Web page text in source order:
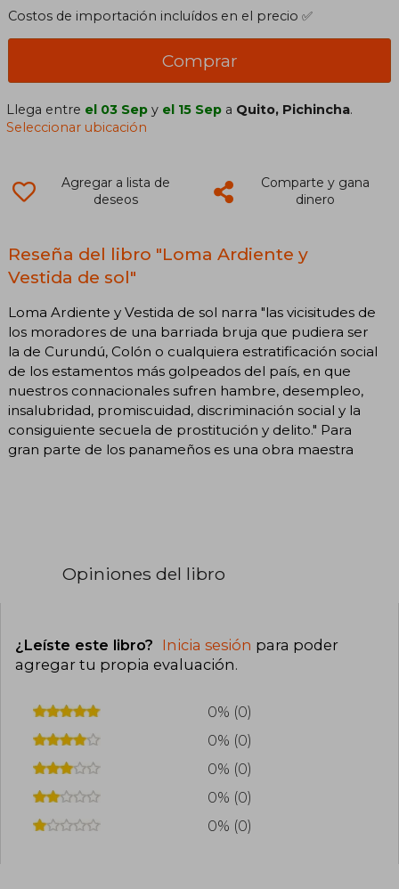
Costos de importación incluídos en el precio ✅
Comprar
Llega entre el 03 Sep y el 15 Sep a Quito, Pichincha.
Seleccionar ubicación
Agregar a lista de
deseos
Comparte y gana
dinero
Reseña del libro "Loma Ardiente y
Vestida de sol"
Loma Ardiente y Vestida de sol narra "las vicisitudes de
los moradores de una barriada bruja que pudiera ser
la de Curundú, Colón o cualquiera estratificación social
de los estamentos más golpeados del país, en que
nuestros connacionales sufren hambre, desempleo,
insalubridad, promiscuidad, discriminación social y la
consiguiente secuela de prostitución y delito." Para
gran parte de los panameños es una obra maestra
Opiniones del libro
¿Leíste este libro? Inicia sesión para poder
agregar tu propia evaluación.
0% (0)
0% (0)
0% (0)
0% (0)
0% (0)